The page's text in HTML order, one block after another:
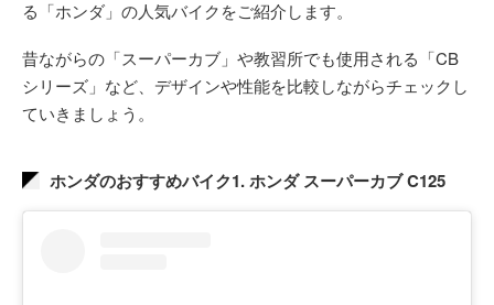
る「ホンダ」の人気バイクをご紹介します。
昔ながらの「スーパーカブ」や教習所でも使用される「CB
シリーズ」など、デザインや性能を比較しながらチェックし
ていきましょう。
ホンダのおすすめバイク1. ホンダ スーパーカブ C125